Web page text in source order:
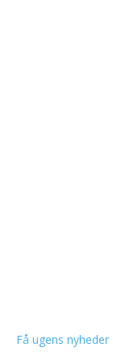
Få ugens nyheder